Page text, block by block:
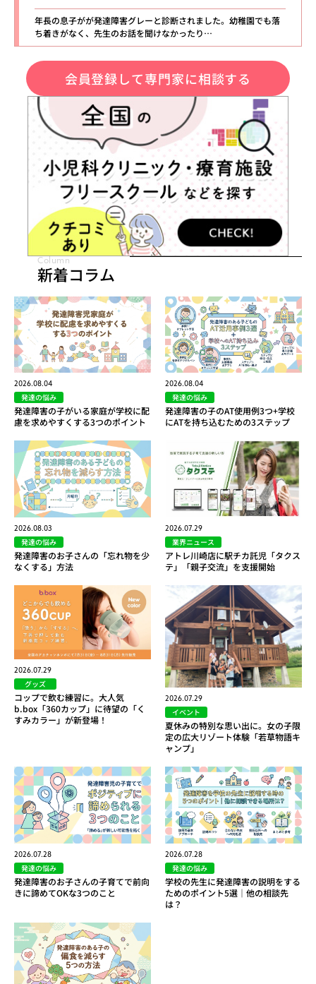
年長の息子がが発達障害グレーと診断されました。幼稚園でも落
ち着きがなく、先生のお話を聞けなかったり…
会員登録して専門家に相談する
Column
新着コラム
2026.08.04
発達の悩み
発達障害の子がいる家庭が学校に配
慮を求めやすくする3つのポイント
2026.08.04
発達の悩み
発達障害の子のAT使用例3つ+学校
にATを持ち込むための3ステップ
2026.08.03
発達の悩み
発達障害のお子さんの「忘れ物を少
なくする」方法
2026.07.29
業界ニュース
アトレ川崎店に駅チカ託児「タクス
テ」「親子交流」を支援開始
2026.07.29
グッズ
コップで飲む練習に。大人気
b.box「360カップ」に待望の「く
すみカラー」が新登場！
2026.07.29
イベント
夏休みの特別な思い出に。女の子限
定の広大リゾート体験「若草物語キ
ャンプ」
2026.07.28
発達の悩み
発達障害のお子さんの子育てで前向
きに諦めてOKな3つのこと
2026.07.28
発達の悩み
学校の先生に発達障害の説明をする
ためのポイント5選｜他の相談先
は？